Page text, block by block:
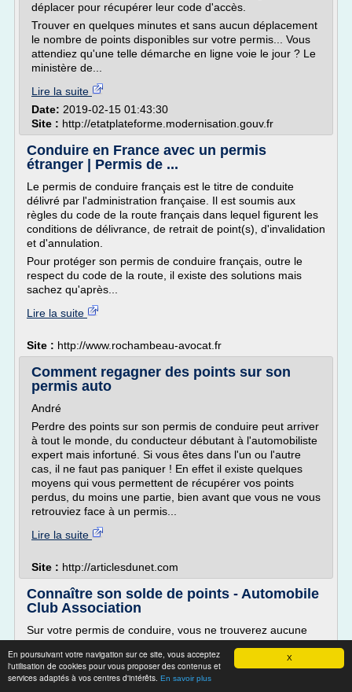
X
En poursuivant votre navigation sur ce site, vous acceptez
l'utilisation de cookies pour vous proposer des contenus et
services adaptés à vos centres d'intérêts. En savoir plus
déplacer pour récupérer leur code d'accès.
Trouver en quelques minutes et sans aucun déplacement
le nombre de points disponibles sur votre permis... Vous
attendiez qu'une telle démarche en ligne voie le jour ? Le
ministère de...
Lire la suite
Date: 2019-02-15 01:43:30
Site : http://etatplateforme.modernisation.gouv.fr
Conduire en France avec un permis
étranger | Permis de ...
Le permis de conduire français est le titre de conduite
délivré par l'administration française. Il est soumis aux
règles du code de la route français dans lequel figurent les
conditions de délivrance, de retrait de point(s), d'invalidation
et d'annulation.
Pour protéger son permis de conduire français, outre le
respect du code de la route, il existe des solutions mais
sachez qu'après...
Lire la suite
Site : http://www.rochambeau-avocat.fr
Comment regagner des points sur son
permis auto
André
Perdre des points sur son permis de conduire peut arriver
à tout le monde, du conducteur débutant à l'automobiliste
expert mais infortuné. Si vous êtes dans l'un ou l'autre
cas, il ne faut pas paniquer ! En effet il existe quelques
moyens qui vous permettent de récupérer vos points
perdus, du moins une partie, bien avant que vous ne vous
retrouviez face à un permis...
Lire la suite
Site : http://articlesdunet.com
Connaître son solde de points - Automobile
Club Association
Sur votre permis de conduire, vous ne trouverez aucune
mention concernant votre solde de points, car ce sont des
données considérées comme confidentielles. Selon les
informations que vous recherchez, 2 cas de figures.